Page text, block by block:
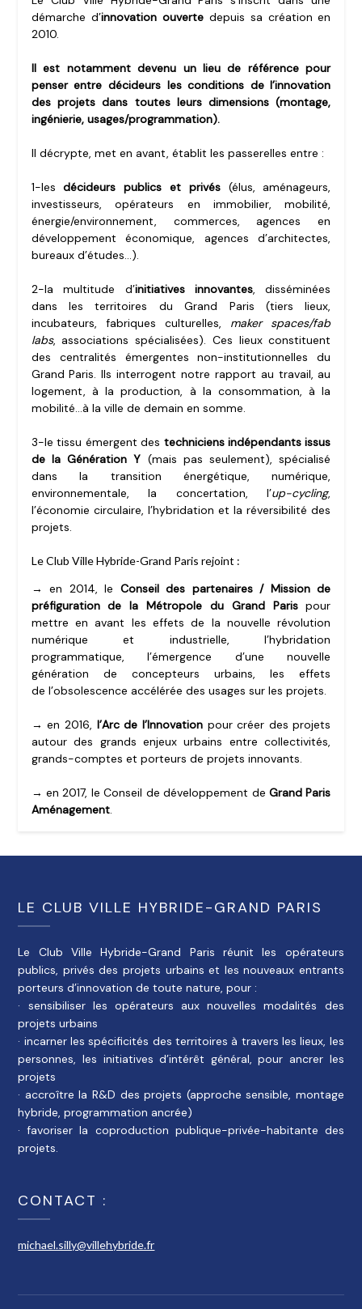
démarche d’innovation ouvertedepuis sa création en
2010.
Il est notamment devenu un lieu de référence pour
penser entre décideurs les conditions de l’innovation
des projets dans toutes leurs dimensions (montage,
ingénierie, usages/programmation).
Il décrypte, met en avant, établit les passerelles entre :
1-lesdécideurs publics et privés (élus, aménageurs,
investisseurs, opérateurs en immobilier, mobilité,
énergie/environnement, commerces, agences en
développement économique, agences d’architectes,
bureaux d’études…).
2-la multitude d’initiatives innovantes, disséminées
dans les territoires du Grand Paris (tiers lieux,
incubateurs, fabriques culturelles, maker spaces/fab
labs, associations spécialisées). Ces lieux constituent
des centralités émergentes non-institutionnelles du
Grand Paris. Ils interrogent notre rapport au travail, au
logement, à la production, à la consommation, à la
mobilité…à la ville de demain en somme.
3-le tissu émergent des techniciens indépendants issus
de la Génération Y (mais pas seulement), spécialisé
dans la transition énergétique, numérique,
environnementale, la concertation, l’up-cycling,
l’économie circulaire, l’hybridation et la réversibilité des
projets.
Le Club Ville Hybride-Grand Paris rejoint :
→ en 2014, le Conseil des partenaires / Mission de
préfiguration de la Métropole du Grand Parispour
mettre en avant les effets de la nouvelle révolution
numérique et industrielle, l’hybridation
programmatique, l’émergence d’une nouvelle
génération de concepteurs urbains, les effets
de l’obsolescence accélérée des usages sur les projets.
→ en 2016, l’Arc de l’Innovationpour créer des projets
autour des grands enjeux urbains entre collectivités,
grands-comptes et porteurs de projets innovants.
→ en 2017, le Conseil de développement deGrand Paris
Aménagement.
LE CLUB VILLE HYBRIDE-GRAND PARIS
Le Club Ville Hybride-Grand Paris réunit les opérateurs
publics, privés des projets urbains et les nouveaux entrants
porteurs d’innovation de toute nature, pour :
· sensibiliser les opérateurs aux nouvelles modalités des
projets urbains
· incarner les spécificités des territoires à travers les lieux, les
personnes, les initiatives d’intérêt général, pour ancrer les
projets
· accroître la R&D des projets (approche sensible, montage
hybride, programmation ancrée)
· favoriser la coproduction publique-privée-habitante des
projets.
CONTACT :
michael.silly@villehybride.fr